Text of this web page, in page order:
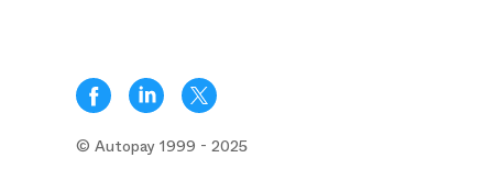
© Autopay 1999 - 2025